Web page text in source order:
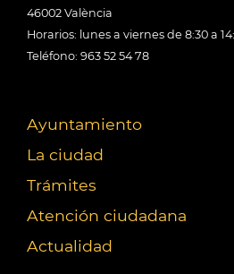
46002 València
Horarios: lunes a viernes de 8:30 a
Teléfono: 963 52 54 78
Ayuntamiento
La ciudad
Trámites
Atención ciudadana
Actualidad